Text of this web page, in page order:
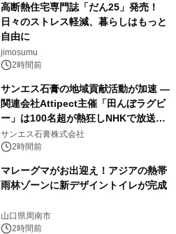
高断熱住宅専門誌「だん25」発売！
日々のストレス軽減、暮らしはもっと
自由に
jimosumu
2時間前
サンエス石膏の地域貢献活動が加速 ―
関連会社Attipect主催「田んぼラグビ
ー」は100名超が熱狂しNHKで放送さ
れました。
サンエス石膏株式会社
2時間前
マレーグマがお出迎え！アジアの熱帯
雨林ゾーンに新デザイントイレが完成
山口県周南市
2時間前